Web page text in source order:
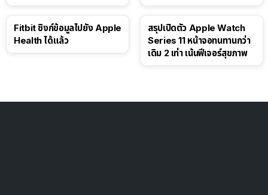
Fitbit ซิงก์ข้อมูลไปยัง Apple
Health ได้แล้ว
สรุปเปิดตัว Apple Watch
Series 11 หน้าจอทนทานกว่า
เดิม 2 เท่า เน้นฟีเจอร์สุขภาพ